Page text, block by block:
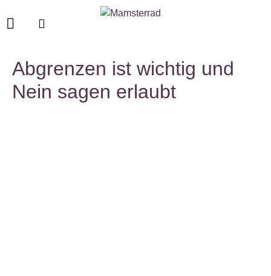
Abgrenzen ist wichtig und
Nein sagen erlaubt